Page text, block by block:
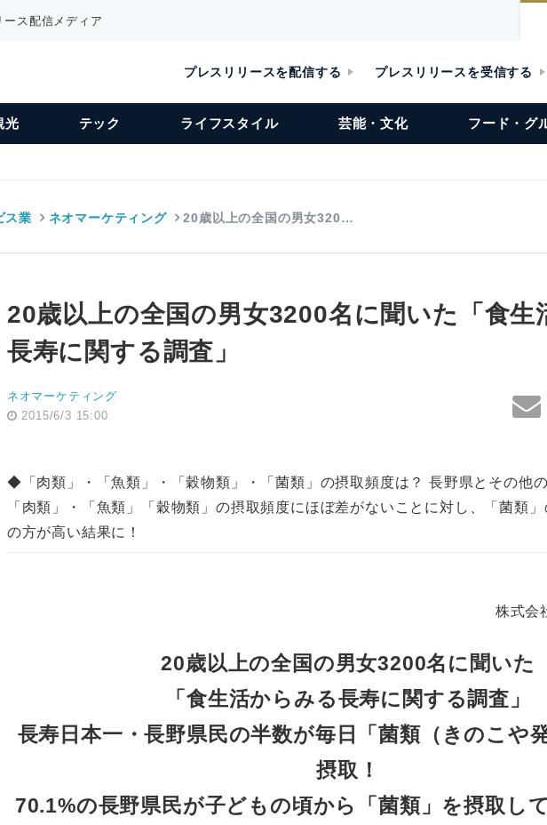
ス配信メディア
プレスリリースを配信する プレスリリースを受信する
光 テック ライフスタイル 芸能・文化 フード・グ
ス業 ネオマーケティング 20歳以上の全国の男女320…
20歳以上の全国の男女3200名に聞いた「食生
長寿に関する調査」
ネオマーケティング
2015/6/3 15:00
◆「肉類」・「魚類」・「穀物類」・「菌類」の摂取頻度は？ 長野県とその他
「肉類」・「魚類」「穀物類」の摂取頻度にほぼ差がないことに対し、「菌類
の方が高い結果に！
株式会
20歳以上の全国の男女3200名に聞いた
「食生活からみる長寿に関する調査」
長寿日本一・長野県民の半数が毎日「菌類（きのこや
摂取！
70.1%の長野県民が子どもの頃から「菌類」を摂取し